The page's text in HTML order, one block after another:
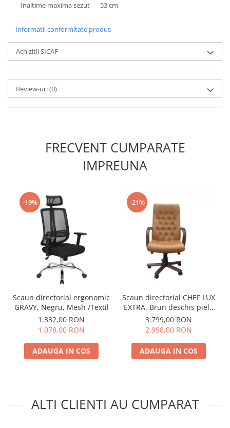
Inaltime maxima sezut
53 cm
Informatii conformitate produs
Achizitii SICAP
Review-uri(0)
FRECVENT CUMPARATE
IMPREUNA
-19%
Scaun directorial ergonomic
GRAVY, Negru, Mesh /Textil
1.332,00 RON
1.078,00 RON
ADAUGA IN COS
-21%
Scaun directorial CHEF LUX
EXTRA, Brun deschis piele
naturala
3.799,00 RON
2.998,00 RON
ADAUGA IN COS
ALTI CLIENTI AU CUMPARAT